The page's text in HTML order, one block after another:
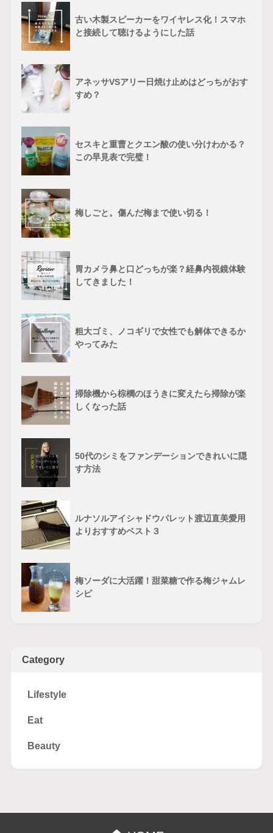
古い木製スピーカーをワイヤレス化！スマホ
と接続して聴けるようにした話
アネッサVSアリー日焼け止めはどっちがおす
すめ？
セスキと重曹とクエン酸の使い分けわかる？
この早見表で完璧！
梅しごと。傷んだ梅まで使い切る！
胃カメラ鼻と口どっちが楽？経鼻内視鏡体験
してきました！
粗大ゴミ、ノコギリで女性でも解体できるか
やってみた
掃除機から棕櫚のほうきに変えたら掃除が楽
しくなった話
50代のシミをファンデーションできれいに隠
す方法
ルナソルアイシャドウパレット渡辺直美愛用
よりおすすめベスト３
梅ソーダに大活躍！甜菜糖で作る梅ジャムレ
シピ
Category
Lifestyle
Eat
Beauty